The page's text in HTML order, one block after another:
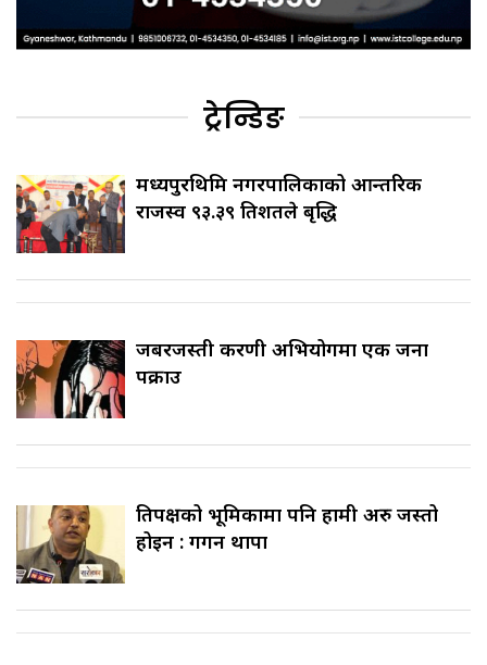
ट्रेन्डिङ
मध्यपुरथिमि नगरपालिकाको आन्तरिक
राजस्व ९३.३९ प्रतिशतले बृद्धि
जबरजस्ती करणी अभियोगमा एक जना
पक्राउ
प्रतिपक्षको भूमिकामा पनि हामी अरु जस्तो
होइन : गगन थापा